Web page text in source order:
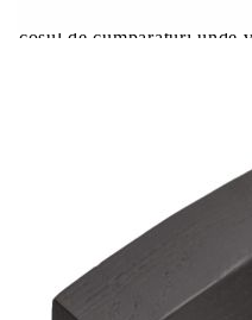
coșul de cumpărături unde
Предоставената
Добавете продукта в
количката" и при
Предоставената
Добавете продукта в
количката" и при
вноски на кредита.